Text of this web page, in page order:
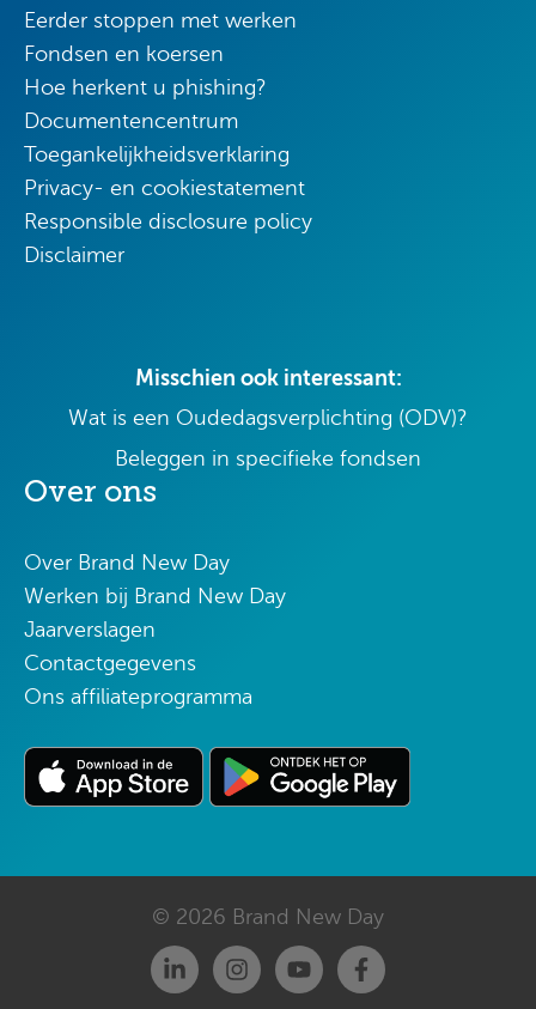
Eerder stoppen met werken
Fondsen en koersen
Hoe herkent u phishing?
Documentencentrum
Toegankelijkheidsverklaring
Privacy- en cookiestatement
Responsible disclosure policy
Disclaimer
Misschien ook interessant:
Wat is een Oudedagsverplichting (ODV)?
Beleggen in specifieke fondsen
Over ons
Over Brand New Day
Werken bij Brand New Day
Jaarverslagen
Contactgegevens
Ons affiliateprogramma
© 2026 Brand New Day